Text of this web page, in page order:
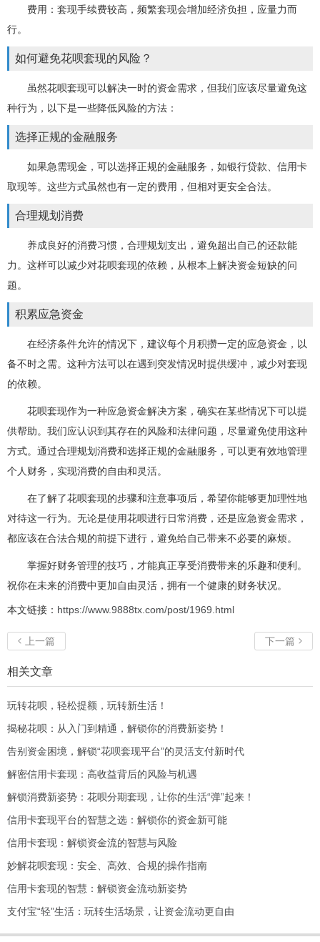
费用：套现手续费较高，频繁套现会增加经济负担，应量力而
行。
如何避免花呗套现的风险？
虽然花呗套现可以解决一时的资金需求，但我们应该尽量避免这
种行为，以下是一些降低风险的方法：
选择正规的金融服务
如果急需现金，可以选择正规的金融服务，如银行贷款、信用卡
取现等。这些方式虽然也有一定的费用，但相对更安全合法。
合理规划消费
养成良好的消费习惯，合理规划支出，避免超出自己的还款能
力。这样可以减少对花呗套现的依赖，从根本上解决资金短缺的问
题。
积累应急资金
在经济条件允许的情况下，建议每个月积攒一定的应急资金，以
备不时之需。这种方法可以在遇到突发情况时提供缓冲，减少对套现
的依赖。
花呗套现作为一种应急资金解决方案，确实在某些情况下可以提
供帮助。我们应认识到其存在的风险和法律问题，尽量避免使用这种
方式。通过合理规划消费和选择正规的金融服务，可以更有效地管理
个人财务，实现消费的自由和灵活。
在了解了花呗套现的步骤和注意事项后，希望你能够更加理性地
对待这一行为。无论是使用花呗进行日常消费，还是应急资金需求，
都应该在合法合规的前提下进行，避免给自己带来不必要的麻烦。
掌握好财务管理的技巧，才能真正享受消费带来的乐趣和便利。
祝你在未来的消费中更加自由灵活，拥有一个健康的财务状况。
本文链接： https://www.9888tx.com/post/1969.html
 上一篇 下一篇 
相关文章
玩转花呗，轻松提额，玩转新生活！
揭秘花呗：从入门到精通，解锁你的消费新姿势！
告别资金困境，解锁“花呗套现平台”的灵活支付新时代
解密信用卡套现：高收益背后的风险与机遇
解锁消费新姿势：花呗分期套现，让你的生活“弹”起来！
信用卡套现平台的智慧之选：解锁你的资金新可能
信用卡套现：解锁资金流的智慧与风险
妙解花呗套现：安全、高效、合规的操作指南
信用卡套现的智慧：解锁资金流动新姿势
支付宝“轻”生活：玩转生活场景，让资金流动更自由